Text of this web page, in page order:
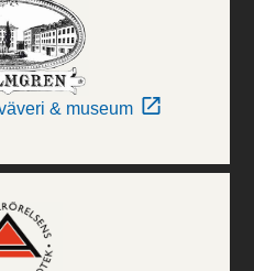
& museum